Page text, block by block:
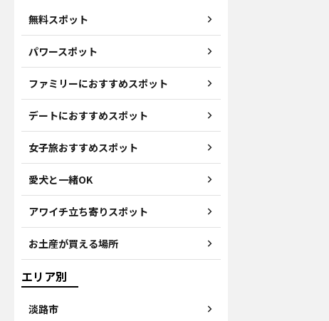
無料スポット
パワースポット
ファミリーにおすすめスポット
デートにおすすめスポット
女子旅おすすめスポット
愛犬と一緒OK
アワイチ立ち寄りスポット
お土産が買える場所
エリア別
淡路市